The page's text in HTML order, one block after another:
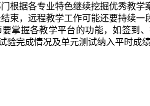
根据各专业特色继续挖掘优秀教学
束，远程教学工作可能还要持续一
掌握各教学平台的功能，如签到
验完成情况及单元测试纳入平时成